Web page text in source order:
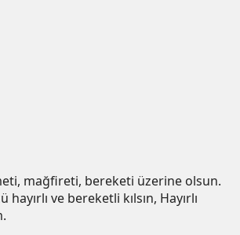
mağfireti, bereketi üzerine olsun.
ve bereketli kılsın, Hayırlı